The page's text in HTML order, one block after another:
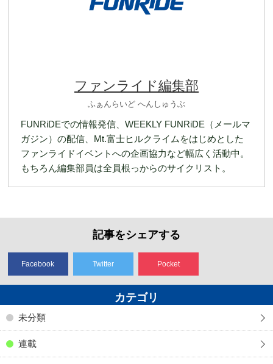
ファンライド編集部
ふぁんらいど へんしゅうぶ
FUNRiDEでの情報発信、WEEKLY FUNRiDE（メールマ
ガジン）の配信、Mt.富士ヒルクライムをはじめとした
ファンライドイベントへの企画協力など幅広く活動中。
もちろん編集部員は全員根っからのサイクリスト。
記事をシェアする
Facebook Twitter Pocket
カテゴリ
未分類
連載